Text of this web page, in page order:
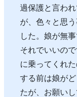
過保護と言わ
が、色々と思
した。娘が無
それでいいの
に乗ってくれ
する前は娘が
たが、お願い